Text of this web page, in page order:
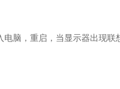
电脑，重启，当显示器出现